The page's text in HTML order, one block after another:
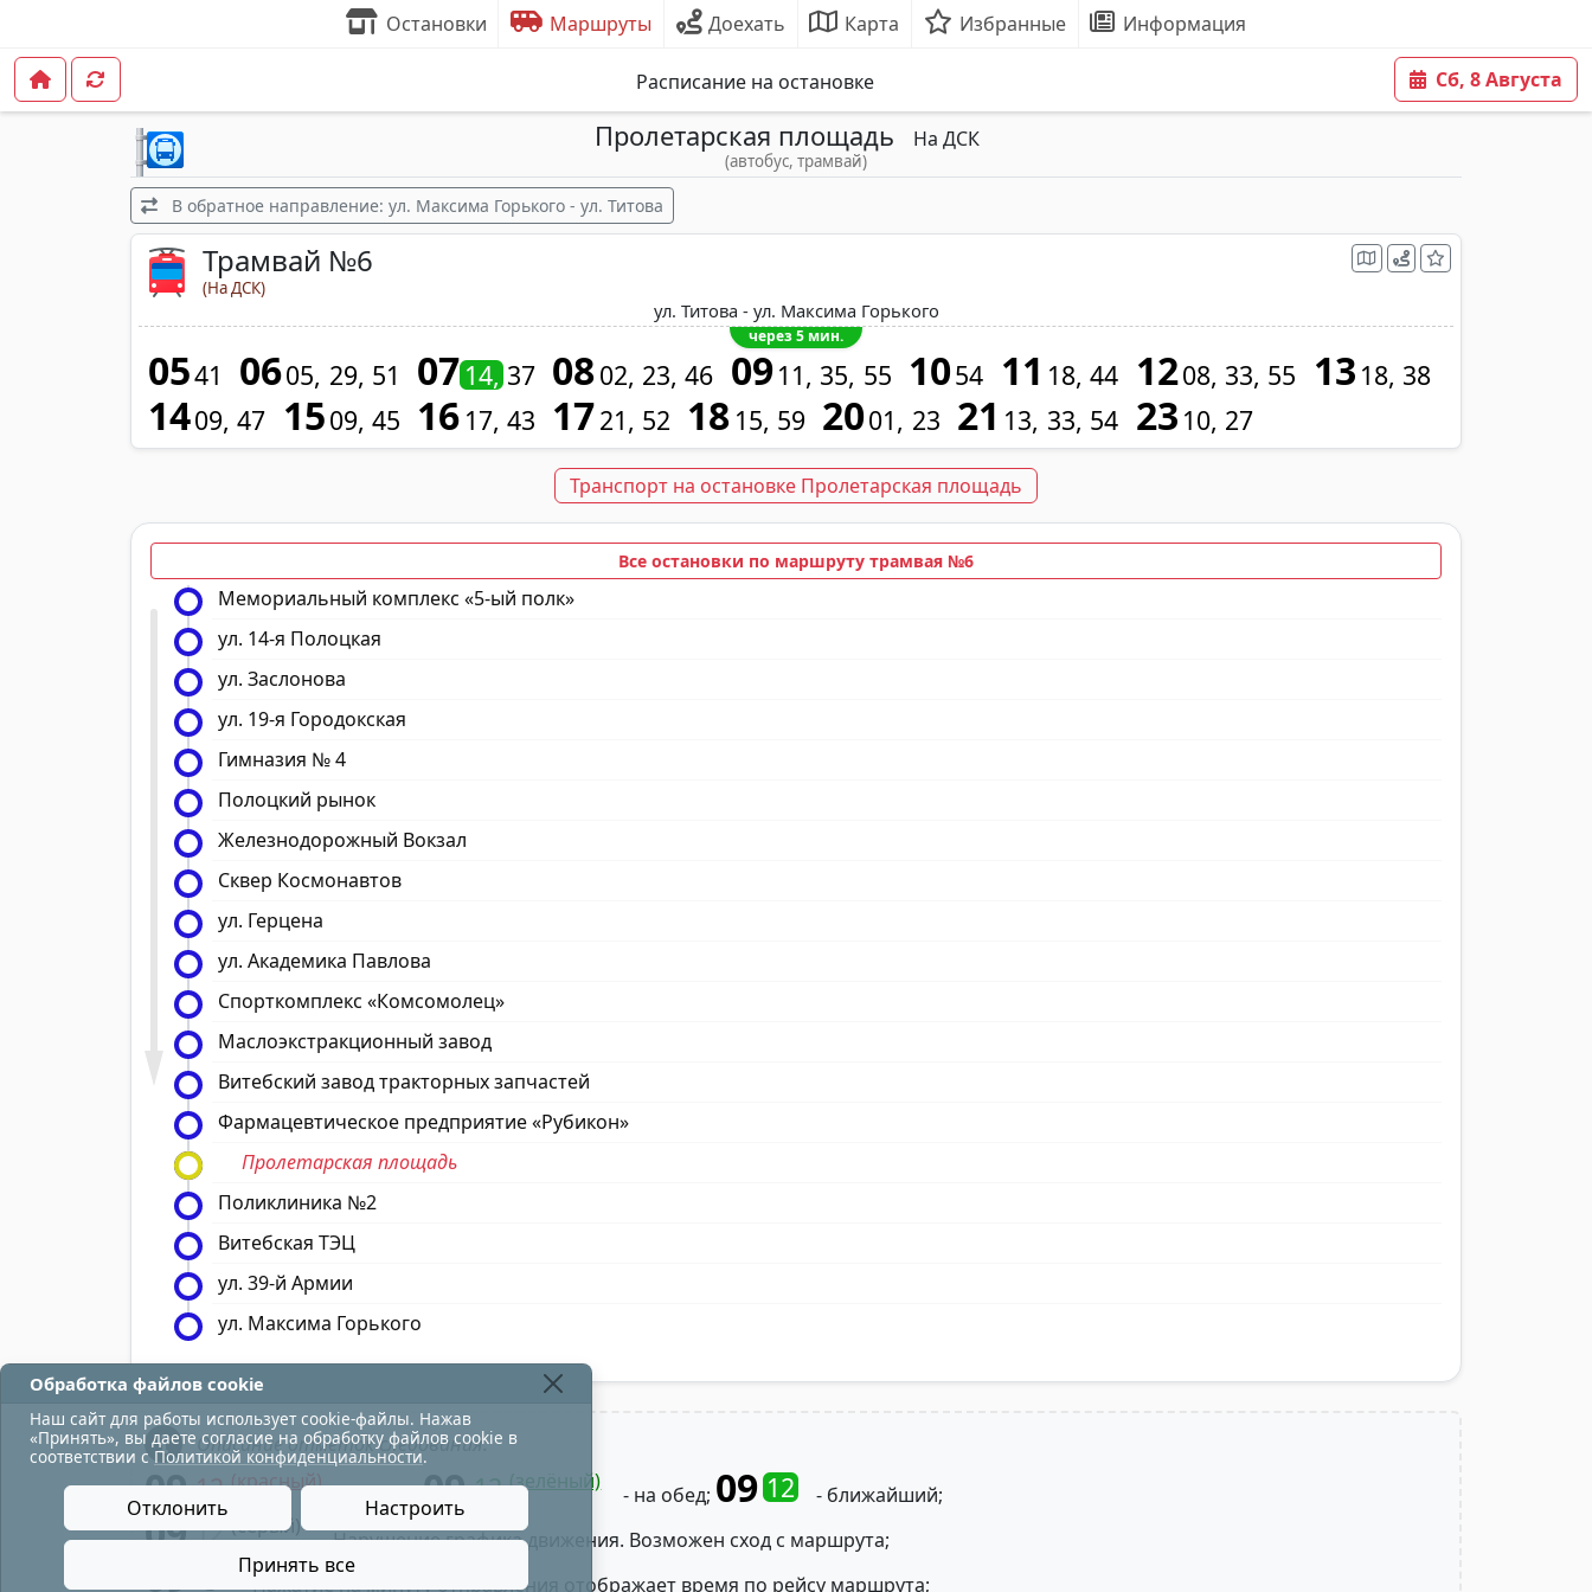
Остановки Маршруты Доехать Карта Избранные Информация
Расписание на остановке Сб, 8 Августа
Пролетарская площадь На ДСК
(автобус, трамвай)
В обратное направление: ул. Максима Горького - ул. Титова
Трамвай №6
(На ДСК)
ул. Титова - ул. Максима Горького
через 5 мин.
0541 0605 29 51 0714 37 0802 23 46 0911 35 55 1054 11 18 44 1208 33 55 13 18 38
1409 47 1509 45 16 17 43 1721 52 18 15 59 2001 23 21 13 33 54 23 10 27
Транспорт на остановке Пролетарская площадь
Все остановки по маршруту трамвая №6
Мемориальный комплекс «5-ый полк»
ул. 14-я Полоцкая
ул. Заслонова
ул. 19-я Городокская
Гимназия № 4
Полоцкий рынок
Железнодорожный Вокзал
Сквер Космонавтов
ул. Герцена
ул. Академика Павлова
Спорткомплекс «Комсомолец»
Маслоэкстракционный завод
Витебский завод тракторных запчастей
Фармацевтическое предприятие «Рубикон»
Пролетарская площадь
Поликлиника №2
Витебская ТЭЦ
ул. 39-й Армии
ул. Максима Горького
Описание отметок следования:
09 12(красный)
- в парк; 09 12(зелёный)
- на обед; 09 12 - ближайший;
09 12(серый)
- Нарушение графика движения. Возможен сход с маршрута;
09 - Нажатие на минуту отправления отображает время по рейсу маршрута;
Обработка файлов cookie
Наш сайт для работы использует cookie-файлы. Нажав
«Принять», вы даете согласие на обработку файлов cookie в
соответствии с Политикой конфиденциальности.
Отклонить Настроить
Принять все